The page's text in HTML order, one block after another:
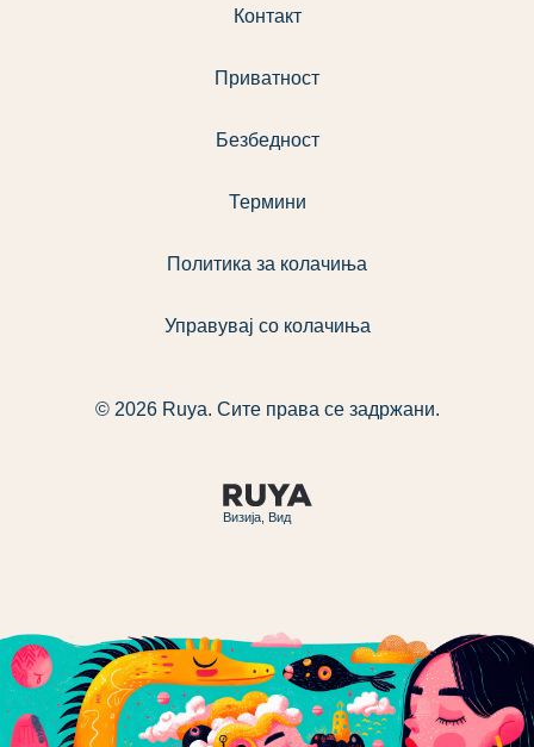
Визија, Вид
Контакт
Приватност
Безбедност
Термини
Политика за колачиња
Управувај со колачиња
© 2026 Ruya. Сите права се задржани.